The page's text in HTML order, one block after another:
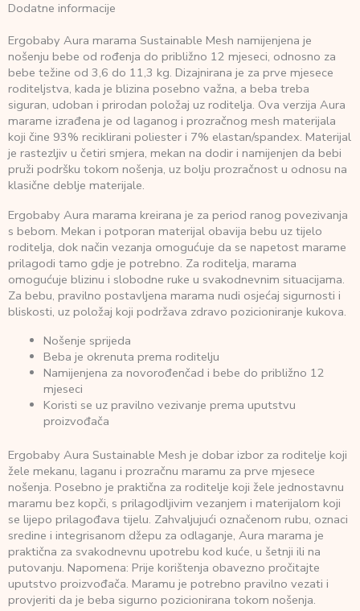
Dodatne informacije
Ergobaby Aura marama Sustainable Mesh namijenjena je
nošenju bebe od rođenja do približno 12 mjeseci, odnosno za
bebe težine od 3,6 do 11,3 kg. Dizajnirana je za prve mjesece
roditeljstva, kada je blizina posebno važna, a beba treba
siguran, udoban i prirodan položaj uz roditelja. Ova verzija Aura
marame izrađena je od laganog i prozračnog mesh materijala
koji čine 93% reciklirani poliester i 7% elastan/spandex. Materijal
je rastezljiv u četiri smjera, mekan na dodir i namijenjen da bebi
pruži podršku tokom nošenja, uz bolju prozračnost u odnosu na
klasične deblje materijale.
Ergobaby Aura marama kreirana je za period ranog povezivanja
s bebom. Mekan i potporan materijal obavija bebu uz tijelo
roditelja, dok način vezanja omogućuje da se napetost marame
prilagodi tamo gdje je potrebno. Za roditelja, marama
omogućuje blizinu i slobodne ruke u svakodnevnim situacijama.
Za bebu, pravilno postavljena marama nudi osjećaj sigurnosti i
bliskosti, uz položaj koji podržava zdravo pozicioniranje kukova.
Nošenje sprijeda
Beba je okrenuta prema roditelju
Namijenjena za novorođenčad i bebe do približno 12
mjeseci
Koristi se uz pravilno vezivanje prema uputstvu
proizvođača
Ergobaby Aura Sustainable Mesh je dobar izbor za roditelje koji
žele mekanu, laganu i prozračnu maramu za prve mjesece
nošenja. Posebno je praktična za roditelje koji žele jednostavnu
maramu bez kopči, s prilagodljivim vezanjem i materijalom koji
se lijepo prilagođava tijelu. Zahvaljujući označenom rubu, oznaci
sredine i integrisanom džepu za odlaganje, Aura marama je
praktična za svakodnevnu upotrebu kod kuće, u šetnji ili na
putovanju. Napomena: Prije korištenja obavezno pročitajte
uputstvo proizvođača. Maramu je potrebno pravilno vezati i
provjeriti da je beba sigurno pozicionirana tokom nošenja.